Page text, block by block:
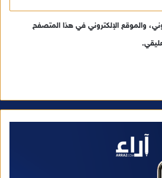
والموقع الإلكتروني في هذا المتصفح